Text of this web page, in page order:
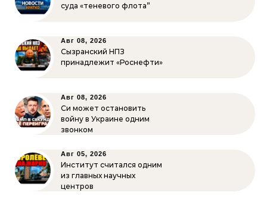
суда «теневого флота”
Авг 08, 2026
Сызранский НПЗ
принадлежит «Роснефти»
Авг 08, 2026
Си может остановить
войну в Украине одним
звонком
Авг 05, 2026
Институт считался одним
из главных научных
центров